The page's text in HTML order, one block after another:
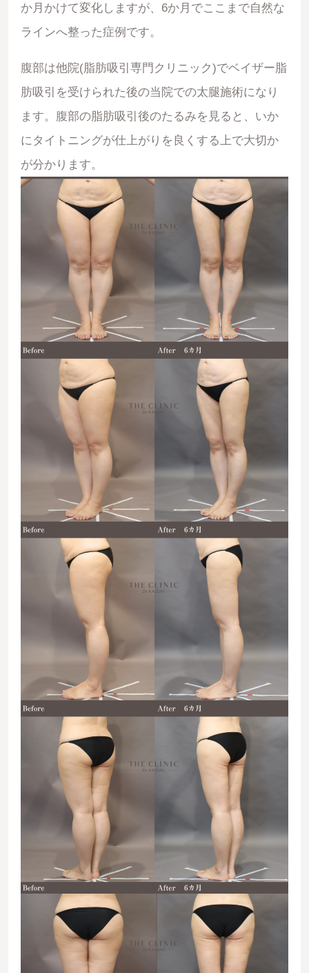
か月かけて変化しますが、6か月でここまで自然な
ラインへ整った症例です。
腹部は他院(脂肪吸引専門クリニック)でベイザー脂
肪吸引を受けられた後の当院での太腿施術になり
ます。腹部の脂肪吸引後のたるみを見ると、いか
にタイトニングが仕上がりを良くする上で大切か
が分かります。